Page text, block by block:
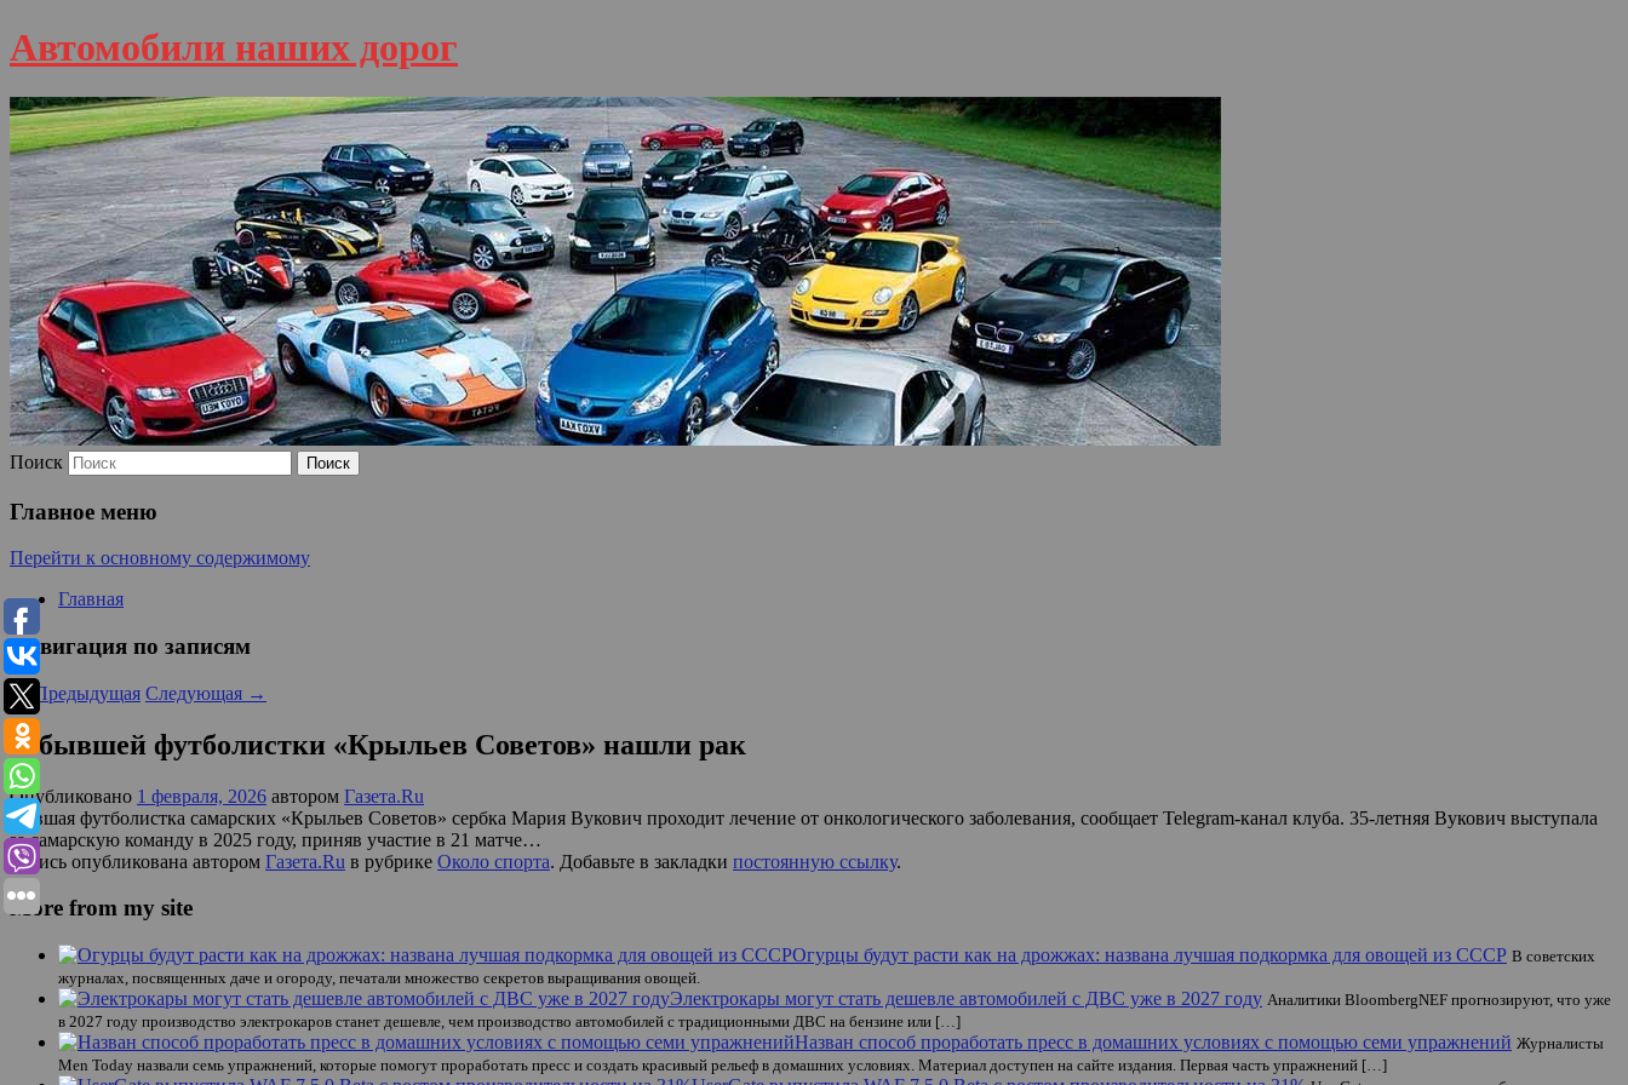
Автомобили наших дорог
Поиск
Главное меню
Перейти к основному содержимому
Главная
Навигация по записям
←Предыдущая Следующая →
У бывшей футболистки «Крыльев Советов» нашли рак
Опубликовано 1 февраля, 2026 автором Газета.Ru
Бывшая футболистка самарских «Крыльев Советов» сербка Мария Вукович проходит лечение от онкологического заболевания, сообщает Telegram-канал клуба. 35-летняя Вукович выступала
за самарскую команду в 2025 году, приняв участие в 21 матче…
Запись опубликована автором Газета.Ru в рубрике Около спорта. Добавьте в закладки постоянную ссылку.
More from my site
Огурцы будут расти как на дрожжах: названа лучшая подкормка для овощей из СССР В советских
журналах, посвященных даче и огороду, печатали множество секретов выращивания овощей.
Электрокары могут стать дешевле автомобилей с ДВС уже в 2027 году Аналитики BloombergNEF прогнозируют, что уже
в 2027 году производство электрокаров станет дешевле, чем производство автомобилей с традиционными ДВС на бензине или […]
Назван способ проработать пресс в домашних условиях с помощью семи упражнений Журналисты
Men Today назвали семь упражнений, которые помогут проработать пресс и создать красивый рельеф в домашних условиях. Материал доступен на сайте издания. Первая часть упражнений […]